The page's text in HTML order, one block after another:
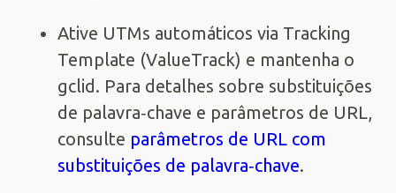
Ative UTMs automáticos via Tracking
Template (ValueTrack) e mantenha o
gclid. Para detalhes sobre substituições
de palavra‑chave e parâmetros de URL,
consulte parâmetros de URL com
substituições de palavra‑chave.